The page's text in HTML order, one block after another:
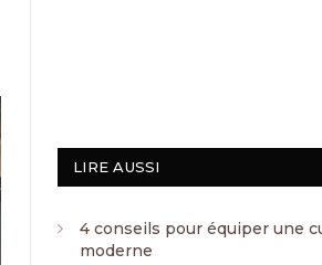
LIRE AUSSI
4 conseils pour équiper une
moderne